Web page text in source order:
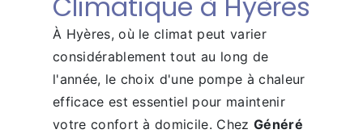
À Hyères, où le climat peut varier
considérablement tout au long de
l'année, le choix d'une pompe à chaleur
efficace est essentiel pour maintenir
votre confort à domicile. Chez Généré